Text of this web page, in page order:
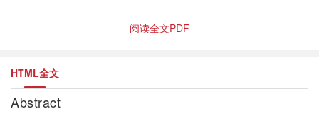
阅读全文PDF
HTML全文
Abstract
-